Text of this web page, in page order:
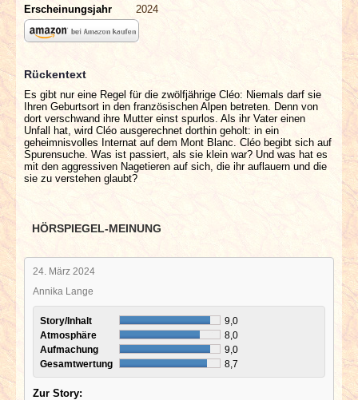
Erscheinungsjahr
2024
Rückentext
Es gibt nur eine Regel für die zwölfjährige Cléo: Niemals darf sie
Ihren Geburtsort in den französischen Alpen betreten. Denn von
dort verschwand ihre Mutter einst spurlos. Als ihr Vater einen
Unfall hat, wird Cléo ausgerechnet dorthin geholt: in ein
geheimnisvolles Internat auf dem Mont Blanc. Cléo begibt sich auf
Spurensuche. Was ist passiert, als sie klein war? Und was hat es
mit den aggressiven Nagetieren auf sich, die ihr auflauern und die
sie zu verstehen glaubt?
HÖRSPIEGEL-MEINUNG
24. März 2024
Annika Lange
Story/Inhalt
9,0
Atmosphäre
8,0
Aufmachung
9,0
Gesamtwertung
8,7
Zur Story: